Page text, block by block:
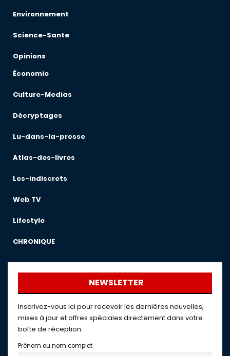
Environnement
Science-Sante
Opinions
Économie
Culture-Medias
Décryptages
Lu-dans-la-presse
Atlas-des-livres
Les-indiscrets
Web TV
Lifestyle
CHRONIQUE
NEWSLETTER
Inscrivez-vous ici pour recevoir les dernières nouvelles,
mises à jour et offres spéciales directement dans votre
boîte de réception.
Prénom ou nom complet